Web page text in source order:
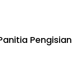
Pengisian